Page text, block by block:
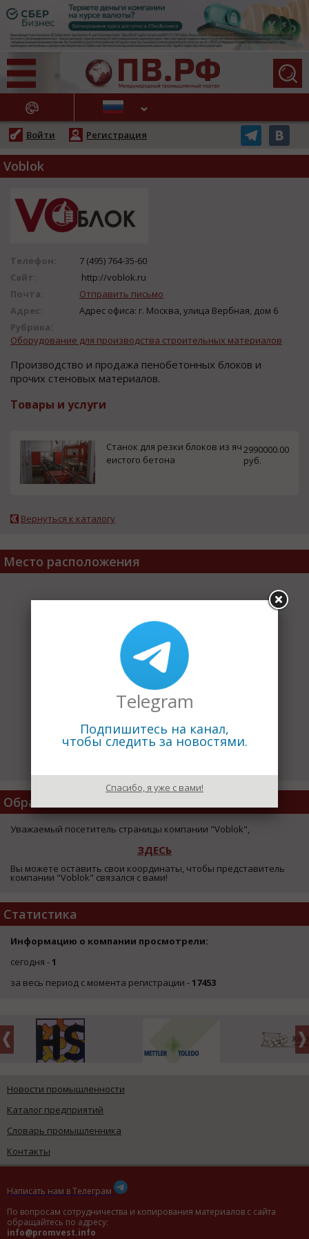
НОВОСТИ
Войти Регистрация
Voblok
Телефон:
7 (495) 764-35-60
Сайт:
http://voblok.ru
Почта:
Отправить письмо
Адрес:
Адрес офиса: г. Москва, улица Вербная, дом 6
Рубрика:
Оборудование для производства строительных материалов
Производство и продажа пенобетонных блоков и
прочих стеновых материалов.
Товары и услуги
Станок для резки блоков из яч
еистого бетона
2990000.00
руб.
Вернуться к каталогу
Место расположения
Обратная Связь
Уважаемый посетитель страницы компании "Voblok",
ЗДЕСЬ
Вы можете оставить свои координаты, чтобы представитель
компании "Voblok" связался с вами!
Статистика
Информацию о компании просмотрели:
сегодня -1
за весь период с момента регистрации -17453
Новости промышленности
Каталог предприятий
Словарь промышленника
Контакты
Написать нам в Телеграм
По вопросам сотрудничества и копирования материалов с сайта
обращайтесь по адресу:
info@promvest.info
Telegram
Подпишитесь на канал,
чтобы следить за новостями.
Спасибо, я уже с вами!